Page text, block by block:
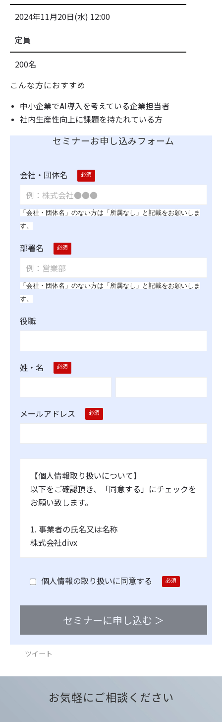
2024年11月20日(水) 12:00
定員
200名
こんな方におすすめ
中小企業でAI導入を考えている企業担当者
社内生産性向上に課題を持たれている方
セミナーお申し込みフォーム
会社・団体名
「会社・団体名」のない方は「所属なし」 と記載をお願いしま
す。
部署名
「会社・団体名」のない方は「所属なし」 と記載をお願いしま
す。
役職
姓・名
メールアドレス
【個人情報取り扱いについて】
以下をご確認頂き、「同意する」にチェックを
お願い致します。
1. 事業者の氏名又は名称
株式会社divx
人）の氏名又は職名、所属及び連絡先
連絡先：info@divx.co.jp
3. 個人情報の利用目的
・お問い合わせ対応、弊社サービスのご案内
を含む）のため
・本サービスに関連した、各種情報のご案内の
個人情報の取り扱いに同意する
ツイート
お気軽にご相談ください